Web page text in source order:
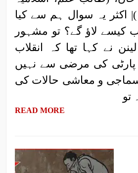
اکثر یہ سوال ہم سے کیا
کیسے لاؤ گے؟ تو مشہور
نے کہا تھا کہ انقلاب
کی مرضی سے نہیں
سماجی و معاشی حالات کی
تو
READ MORE